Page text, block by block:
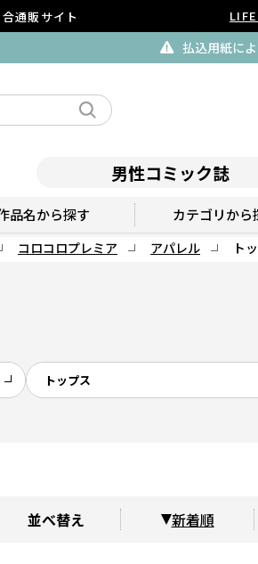
通販サイト
払込用紙に
男性コミック誌
品名から探す カテゴリから
コロコロプレミア アパレル ト
トップス
並べ替え 新着順